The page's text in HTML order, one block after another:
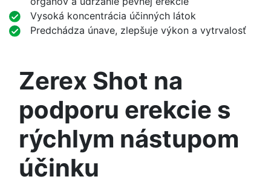
Vysoká koncentrácia účinných látok
Predchádza únave, zlepšuje výkon a vytrvalosť
Zerex Shot na
podporu erekcie s
rýchlym nástupom
účinku